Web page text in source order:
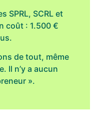
SPRL, SCRL et
coût : 1.500 €
de tout, même
Il n’y a aucun
».